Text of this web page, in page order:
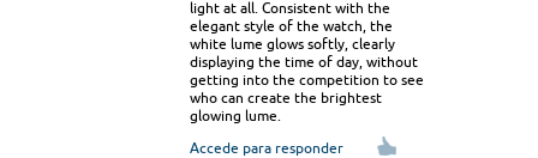
light at all. Consistent with the
elegant style of the watch, the
white lume glows softly, clearly
displaying the time of day, without
getting into the competition to see
who can create the brightest
glowing lume.
Accede para responder